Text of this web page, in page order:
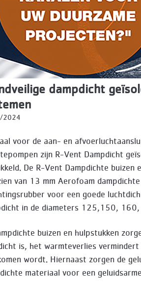
dampdicht
2024
voor de aan- en
zijn R-Vent Dampdicht
De R-Vent Dampdichte buizen
van 13 mm Aerofoam
voor een goede
in de diameters 125,150,
buizen en hulpstukken
is, het warmteverlies
wordt. Hiernaast zorgen de
materiaal voor een